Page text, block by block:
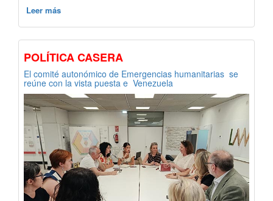
Leer más
POLÍTICA CASERA
El comité autonómico de Emergencias humanitarias se
reúne con la vista puesta e Venezuela